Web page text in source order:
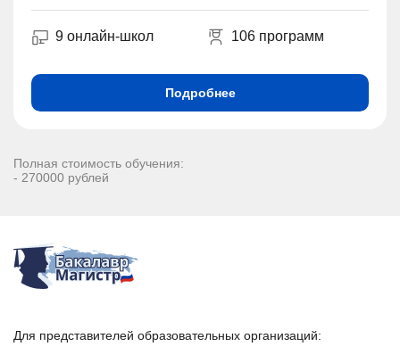
9 онлайн-школ 106 программ
Подробнее
Полная стоимость обучения:
- 270000 рублей
Для представителей образовательных организаций: